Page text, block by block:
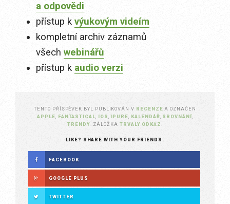
a odpovědi
přístup k výukovým videím
kompletní archiv záznamů
všech webinářů
přístup k audio verzi
TENTO PŘÍSPĚVEK BYL PUBLIKOVÁN V RECENZE A OZNAČEN
APPLE
FANTASTICAL IOS IPURE KALENDÁŘ SROVNÁNÍ
TRENDY . ZÁLOŽKA TRVALÝ ODKAZ
LIKE? SHARE WITH YOUR FRIENDS.
FACEBOOK
GOOGLE PLUS
TWITTER